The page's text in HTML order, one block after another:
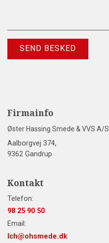
Firmainfo
Øster Hassing Smede & VVS A/S
Aalborgvej 374,
9362 Gandrup
Kontakt
Telefon:
98 25 90 50
Email:
lch@ohsmede.dk